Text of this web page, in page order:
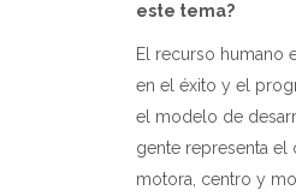
este tema?
El recurso humano
en el éxito y el
el modelo de
gente representa el
motora, centro y